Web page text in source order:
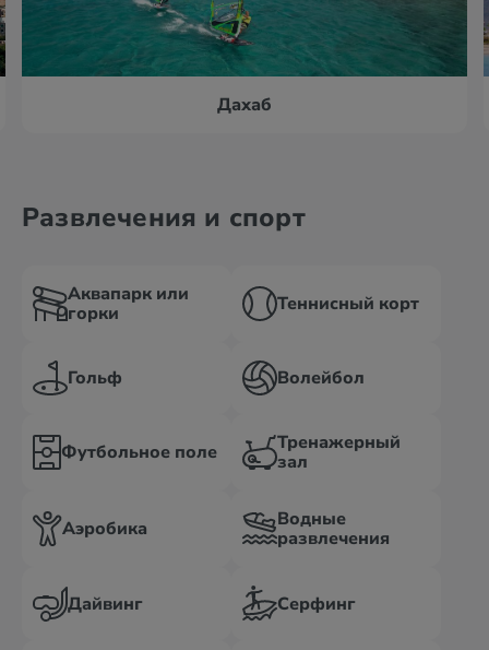
Дахаб
Развлечения и спорт
Аквапарк или
горки
Теннисный корт
Гольф Волейбол
Футбольное поле
Тренажерный
зал
Аэробика
Водные
развлечения
Дайвинг Серфинг